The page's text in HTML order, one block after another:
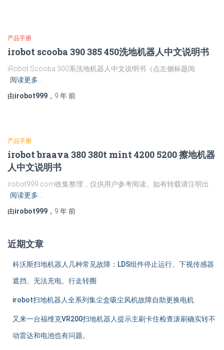
产品手册
irobot scooba 390 385 450洗地机器人中文说明书
iRobot Scooba 300系洗地机器人中文说明书（点左侧标题阅
阅读更多…
由irobot999 ， 9 年前
产品手册
irobot braava 380 380t mint 4200 5200 擦地机器
人中文说明书
irobot999.com收集整理，仅供用户参考阅读。如有转载请注明出
阅读更多…
由irobot999 ， 9 年前
近期文章
科沃斯扫地机器人几种常见故障：LDS组件停止运行、下视传感器
遮挡、无法充电、行走转圈
irobot扫地机器人全系列集尘盒吸尘风机故障自助更换电机
又来一台福维克VR200扫地机器人提示主刷卡住检查滚刷确实转不
动雷达和电池也有问题。